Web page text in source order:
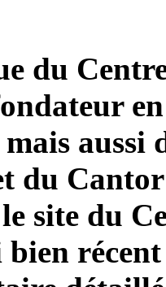
du
aussi
du
site du